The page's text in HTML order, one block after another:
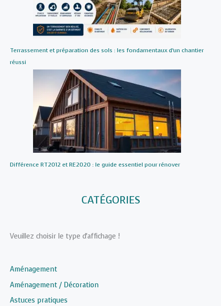
Terrassement et préparation des sols : les fondamentaux d’un chantier
réussi
Différence RT2012 et RE2020 : le guide essentiel pour rénover
CATÉGORIES
Veuillez choisir le type d'affichage !
Aménagement
Aménagement / Décoration
Astuces pratiques